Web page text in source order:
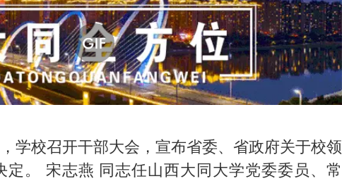
已秘密设立古巴工作组
1分钟轰2球
公务员妆容引争议 本人回应
止“未经同意的电话营销”
子成组织卖淫集团主犯被通缉
温度计大楼”读数爆表
学校召开干部大会，宣布省委、省政府关于校领
定。 宋志燕 同志任山西大同大学党委委员、常